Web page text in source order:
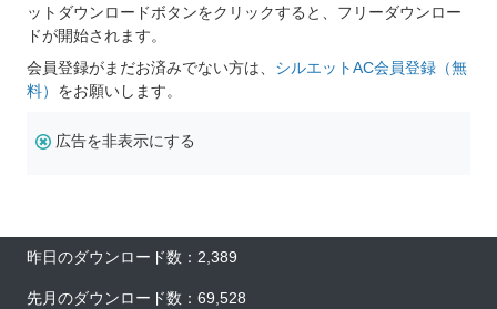
ットダウンロードボタンをクリックすると、フリーダウンロー
ドが開始されます。
会員登録がまだお済みでない方は、 シルエットAC会員登録（無
料） をお願いします。
広告を非表示にする
昨日のダウンロード数：2,389
先月のダウンロード数：69,528